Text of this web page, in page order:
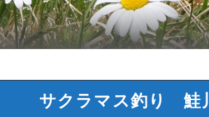
サクラマス釣り 鮭